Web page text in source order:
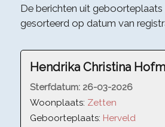
De berichten uit geboorteplaats
gesorteerd op datum van
Hendrika Christina
Sterfdatum: 26-03-2026
Woonplaats: Zetten
Geboorteplaats: Herveld